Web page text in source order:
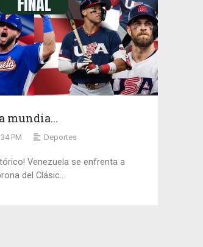
mundia...
PM Deportes
Venezuela se enfrenta a
del Clásic...